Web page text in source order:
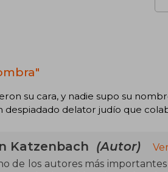
su cara, y nadie supo su
despiadado delator judío que
Katzenbach (Autor)
de los autores más